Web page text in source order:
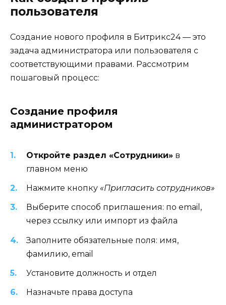
пользователя
Создание нового профиля в Битрикс24 — это
задача администратора или пользователя с
соответствующими правами. Рассмотрим
пошаговый процесс:
Создание профиля
администратором
Откройте раздел «Сотрудники» в
главном меню
Нажмите кнопку «Пригласить сотрудников»
Выберите способ приглашения: по email,
через ссылку или импорт из файла
Заполните обязательные поля: имя,
фамилию, email
Установите должность и отдел
Назначьте права доступа